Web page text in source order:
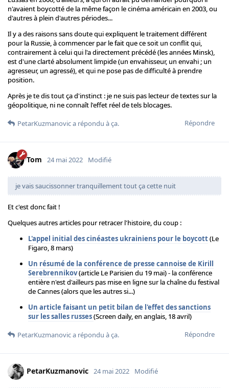
n'avaient boycotté de la même façon le cinéma américain en 2003, ou
d'autres à plein d'autres périodes...
Il y a des raisons sans doute qui expliquent le traitement différent
pour la Russie, à commencer par le fait que ce soit un conflit qui,
contrairement à celui qui l'a directement précédé (les années Minsk),
est d'une clarté absolument limpide (un envahisseur, un envahi ; un
agresseur, un agressé), et qui ne pose pas de difficulté à prendre
position.
Après je te dis tout ça d'instinct : je ne suis pas lecteur de textes sur la
géopolitique, ni ne connaît l'effet réel de tels blocages.
Répondre
PetarKuzmanovica répondu à ça.
Tom 24 mai 2022 Modifié
je vais saucissonner tranquillement tout ça cette nuit
Et c'est donc fait !
Quelques autres articles pour retracer l'histoire, du coup :
L'appel initial des cinéastes ukrainiens pour le boycott(Le
Figaro, 8 mars)
Un résumé de la conférence de presse cannoise de Kirill
Serebrennikov(article Le Parisien du 19 mai) - la conférence
entière n'est d'ailleurs pas mise en ligne sur la chaîne du festival
de Cannes (alors que les autres si...)
Un article faisant un petit bilan de l'effet des sanctions
sur les salles russes(Screen daily, en anglais, 18 avril)
Répondre
PetarKuzmanovica répondu à ça.
PetarKuzmanovic 24 mai 2022 Modifié